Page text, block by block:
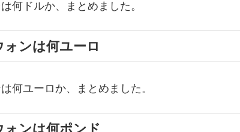
何ドルか、まとめました。
ォンは何ユーロ
何ユーロか、まとめました。
ォンは何ポンド